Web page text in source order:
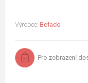
Výrobce: Befado
Pro zobrazení